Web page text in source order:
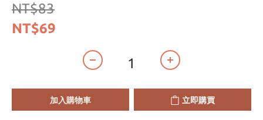
NT$83
NT$69
加入購物車 立即購買